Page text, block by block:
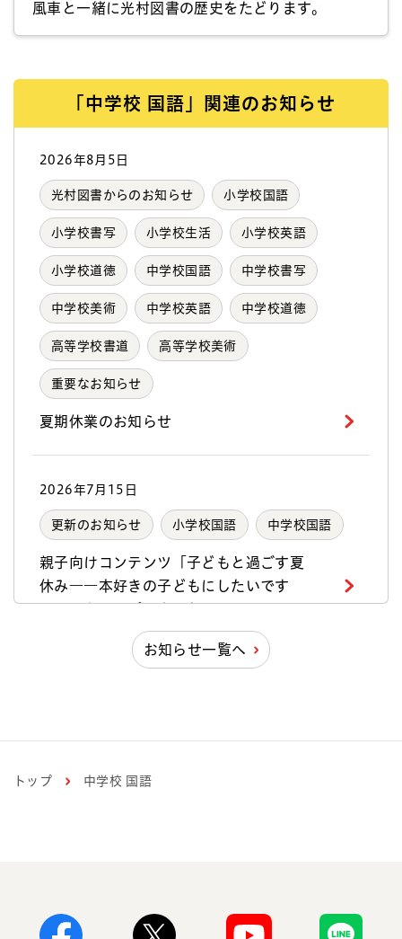
風車と一緒に光村図書の歴史をたどります。
「中学校 国語」関連のお知らせ
2026年8月5日
光村図書からのお知らせ 小学校国語
小学校書写 小学校生活 小学校英語
小学校道徳 中学校国語 中学校書写
中学校美術 中学校英語 中学校道徳
高等学校書道 高等学校美術
重要なお知らせ
夏期休業のお知らせ
2026年7月15日
更新のお知らせ 小学校国語 中学校国語
親子向けコンテンツ「子どもと過ごす夏
休み――本好きの子どもにしたいです
をアップしました
連載「中学校国語科授業リポート」第3回
お知らせ一覧へ
トップ 中学校 国語